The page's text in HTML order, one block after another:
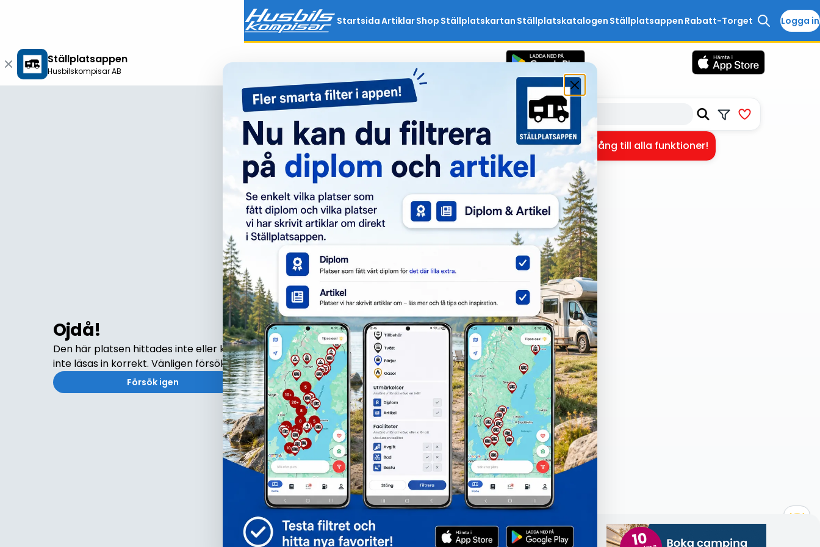
StartsidaArtiklarShop Ställplatskartan Ställplatskatalogen Ställplatsappen Rabatt-Torget Logga in
Ställplatsappen
Husbilskompisar AB
Ojdå!
Den här platsen hittades inte eller kunde
inte läsas in korrekt. Vänligen försök igen
Försök igen
Ej inloggad Logga in för att få full tillgång till alla funktioner!